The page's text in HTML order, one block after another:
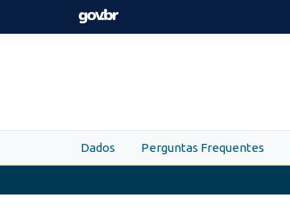
Skip to main content
Dados Perguntas Frequentes